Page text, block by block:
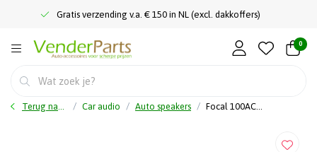
Gratis verzending v.a. € 150 in NL (excl. dakkoffers)
0
Terug naar home Car audio Auto speakers Focal 100AC - Speakerset Coax - 10 cm - 40 Watt RMS